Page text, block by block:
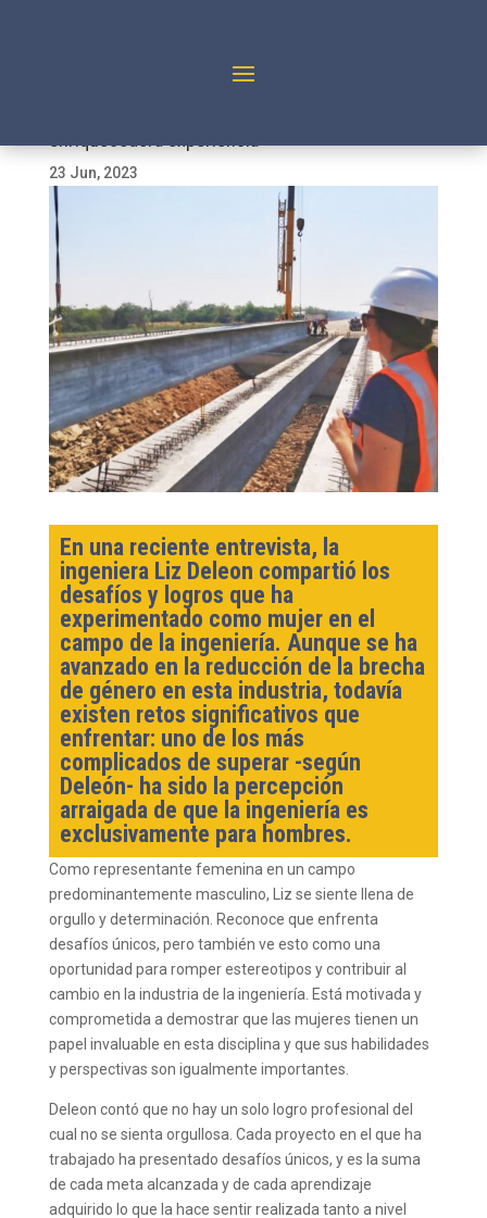
enriquecedora experiencia
23 Jun, 2023
En una reciente entrevista, la
ingeniera Liz Deleon compartió los
desafíos y logros que ha
experimentado como mujer en el
campo de la ingeniería. Aunque se ha
avanzado en la reducción de la brecha
de género en esta industria, todavía
existen retos significativos que
enfrentar: uno de los más
complicados de superar -según
Deleón- ha sido la percepción
arraigada de que la ingeniería es
exclusivamente para hombres.
Como representante femenina en un campo
predominantemente masculino, Liz se siente llena de
orgullo y determinación. Reconoce que enfrenta
desafíos únicos, pero también ve esto como una
oportunidad para romper estereotipos y contribuir al
cambio en la industria de la ingeniería. Está motivada y
comprometida a demostrar que las mujeres tienen un
papel invaluable en esta disciplina y que sus habilidades
y perspectivas son igualmente importantes.
Deleon contó que no hay un solo logro profesional del
cual no se sienta orgullosa. Cada proyecto en el que ha
trabajado ha presentado desafíos únicos, y es la suma
de cada meta alcanzada y de cada aprendizaje
adquirido lo que la hace sentir realizada tanto a nivel